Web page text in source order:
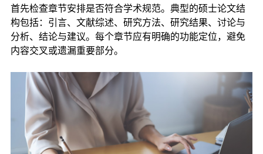
首先检查章节安排是否符合学术规范。典型的硕士论文结
构包括：引言、文献综述、研究方法、研究结果、讨论与
分析、结论与建议。每个章节应有明确的功能定位，避免
内容交叉或遗漏重要部分。